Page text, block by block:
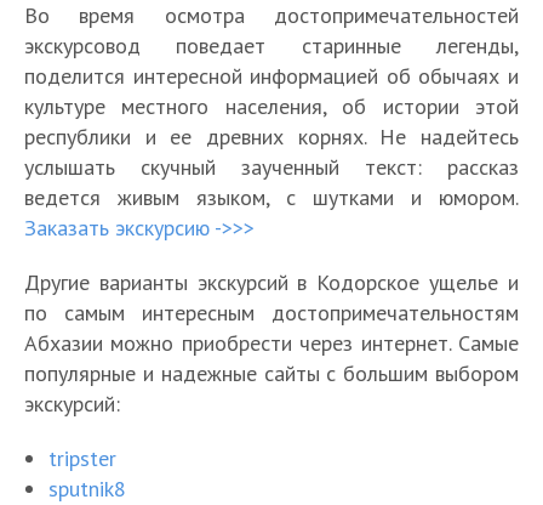
Во время осмотра достопримечательностей
экскурсовод поведает старинные легенды,
поделится интересной информацией об обычаях и
культуре местного населения, об истории этой
республики и ее древних корнях. Не надейтесь
услышать скучный заученный текст: рассказ
ведется живым языком, с шутками и юмором.
Заказать экскурсию ->>>
Другие варианты экскурсий в Кодорское ущелье и
по самым интересным достопримечательностям
Абхазии можно приобрести через интернет. Самые
популярные и надежные сайты с большим выбором
экскурсий:
tripster
sputnik8